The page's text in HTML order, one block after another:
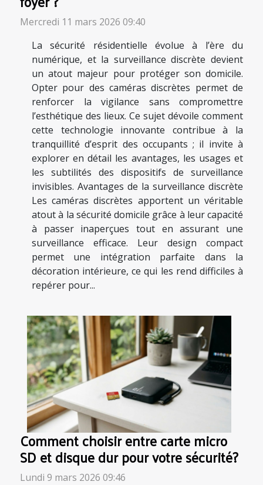
Mercredi 11 mars 2026 09:40
La sécurité résidentielle évolue à l’ère du
numérique, et la surveillance discrète devient
un atout majeur pour protéger son domicile.
Opter pour des caméras discrètes permet de
renforcer la vigilance sans compromettre
l’esthétique des lieux. Ce sujet dévoile comment
cette technologie innovante contribue à la
tranquillité d’esprit des occupants ; il invite à
explorer en détail les avantages, les usages et
les subtilités des dispositifs de surveillance
invisibles. Avantages de la surveillance discrète
Les caméras discrètes apportent un véritable
atout à la sécurité domicile grâce à leur capacité
à passer inaperçues tout en assurant une
surveillance efficace. Leur design compact
permet une intégration parfaite dans la
décoration intérieure, ce qui les rend difficiles à
repérer pour...
Comment choisir entre carte micro
SD et disque dur pour votre sécurité?
Lundi 9 mars 2026 09:46